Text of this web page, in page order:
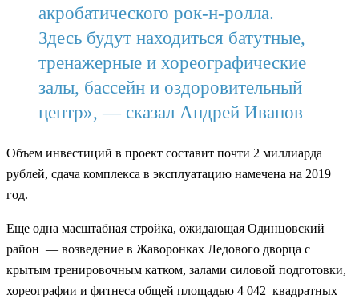
акробатического рок-н-ролла.
Здесь будут находиться батутные,
тренажерные и хореографические
залы, бассейн и оздоровительный
центр», — сказал Андрей Иванов
Объем инвестиций в проект составит почти 2 миллиарда
рублей, сдача комплекса в эксплуатацию намечена на 2019
год.
Еще одна масштабная стройка, ожидающая Одинцовский
район — возведение в Жаворонках Ледового дворца с
крытым тренировочным катком, залами силовой подготовки,
хореографии и фитнеса общей площадью 4 042 квадратных